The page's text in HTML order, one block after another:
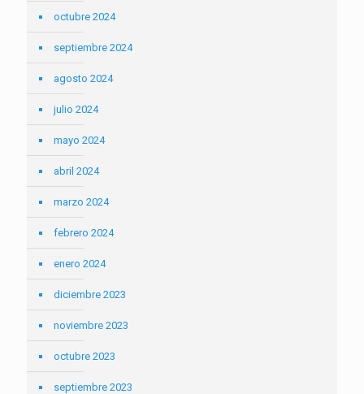
octubre 2024
septiembre 2024
agosto 2024
julio 2024
mayo 2024
abril 2024
marzo 2024
febrero 2024
enero 2024
diciembre 2023
noviembre 2023
octubre 2023
septiembre 2023